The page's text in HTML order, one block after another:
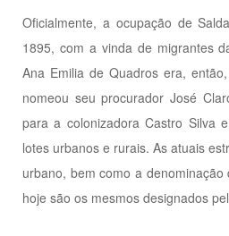
Oficialmente, a ocupação de
1895, com a vinda de migrantes
Ana Emilia de Quadros era,
nomeou seu procurador José
para a colonizadora Castro Silva
lotes urbanos e rurais. As atuais
urbano, bem como a
hoje são os mesmos designados